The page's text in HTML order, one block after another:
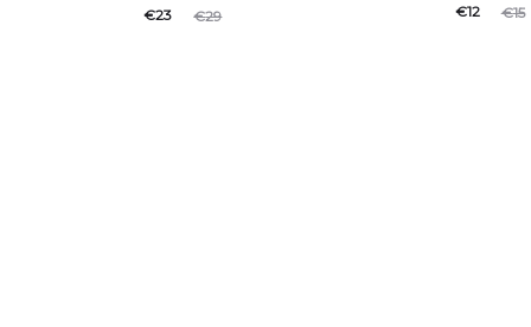
€29
€23 €15
€12